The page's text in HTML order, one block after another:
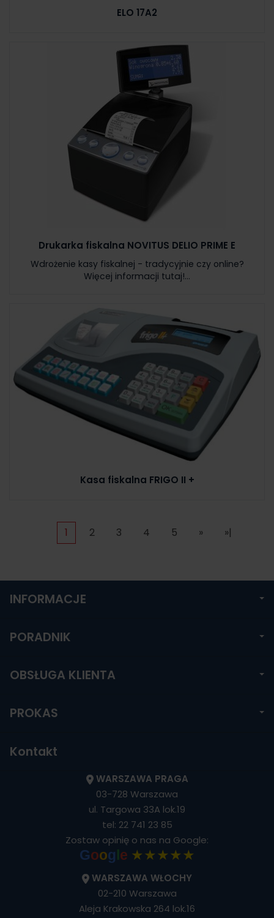
ELO 17A2
Drukarka fiskalna NOVITUS DELIO PRIME E
Wdrożenie kasy fiskalnej - tradycyjnie czy online?
Więcej informacji tutaj!...
Kasa fiskalna FRIGO II +
1 2 3 4 5 » »|
INFORMACJE
PORADNIK
OBSŁUGA KLIENTA
PROKAS
Kontakt
WARSZAWA PRAGA
03-728 Warszawa
ul. Targowa 33A lok.19
tel: 22 741 23 85
Zostaw opinię o nas na Google:
Goog e ★★★★★
WARSZAWA WŁOCHY
02-210 Warszawa
Aleja Krakowska 264 lok.16